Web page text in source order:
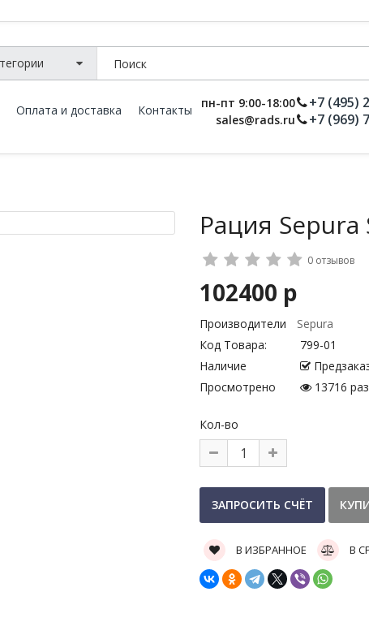
Оплата и доставка Контакты
пн-пт 9:00-18:00
sales@rads.ru
+7 (495)
+7 (969)
Рация Sepura
0 отзывов
102400 р
Производители
Sepura
Код Товара:
799-01
Наличие
Просмотрено
13716
Кол-во
В ИЗБРАННОЕ В